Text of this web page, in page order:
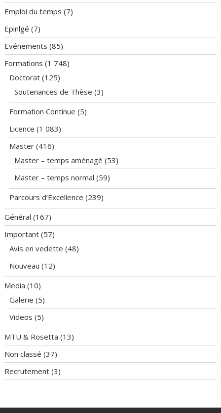
Emploi du temps (7)
Epinlgé (7)
Evénements (85)
Formations (1 748)
Doctorat (125)
Soutenances de Thèse (3)
Formation Continue (5)
Licence (1 083)
Master (416)
Master – temps aménagé (53)
Master – temps normal (59)
Parcours d’Excellence (239)
Général (167)
Important (57)
Avis en vedette (48)
Nouveau (12)
Media (10)
Galerie (5)
Videos (5)
MTU & Rosetta (13)
Non classé (37)
Recrutement (3)